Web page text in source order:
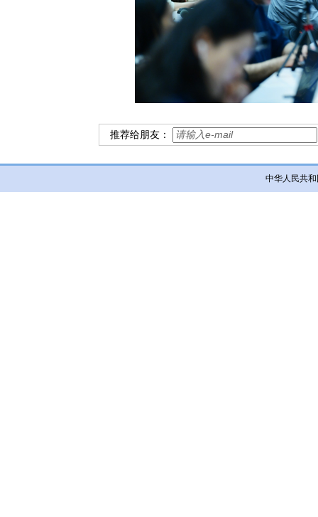
推荐给朋友：
中华人民共